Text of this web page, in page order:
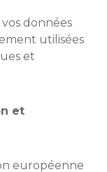
données
utilisées
et
et
européenne